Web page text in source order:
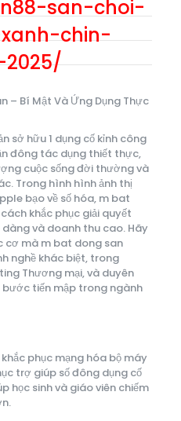
san-choi-
chin-
sở hữu 1 dụng cố kỉnh công
đông tác dụng thiết thực,
cuộc sống đời thường và
Trong hình hình ảnh thị
bạo về số hóa, m bat
khắc phục giải quyết
và doanh thu cao. Hãy
cơ mà m bat dong san
nghề khác biệt, trong
Thương mại, và duyên
tiến mập trong ngành
phục mạng hóa bộ máy
trợ giúp số đông dụng cố
học sinh và giáo viên chiếm